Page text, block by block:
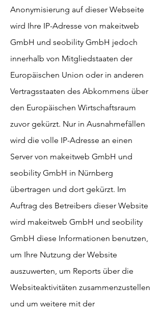
Anonymisierung auf dieser Webseite
wird Ihre IP-Adresse von makeitweb
GmbH und seobility GmbH jedoch
innerhalb von Mitgliedstaaten der
Europäischen Union oder in anderen
Vertragsstaaten des Abkommens über
den Europäischen Wirtschaftsraum
zuvor gekürzt. Nur in Ausnahmefällen
wird die volle IP-Adresse an einen
Server von makeitweb GmbH und
seobility GmbH in Nürnberg
übertragen und dort gekürzt. Im
Auftrag des Betreibers dieser Website
wird makeitweb GmbH und seobility
GmbH diese Informationen benutzen,
um Ihre Nutzung der Website
auszuwerten, um Reports über die
Websiteaktivitäten zusammenzustellen
und um weitere mit der